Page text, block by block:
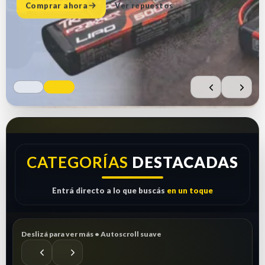
Comprar ahora Ver repuestos
CATEGORÍAS DESTACADAS
Entrá directo a lo que buscás en un toque
Deslizá para ver más • Autoscroll suave